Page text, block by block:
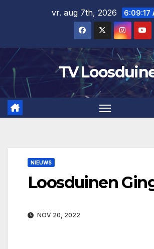
inhoud
vr. aug 7th, 2026 6:09:17
TV
NIEUWS
Loosduinen
NOV 20, 2022